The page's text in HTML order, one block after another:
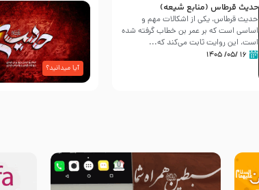
حدیث قرطاس (منابع شیعه)
حدیث قرطاس، یکی از اشکالات مهم و
اساسی است که بر عمر بن خطاب گرفته شده
است، این روایت ثابت می‌کند که...
۱۶ /۰۵/ ۱۴۰۵
آیا میدانید؟